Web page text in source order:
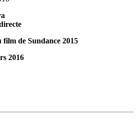
film de Sundance 2015
2016